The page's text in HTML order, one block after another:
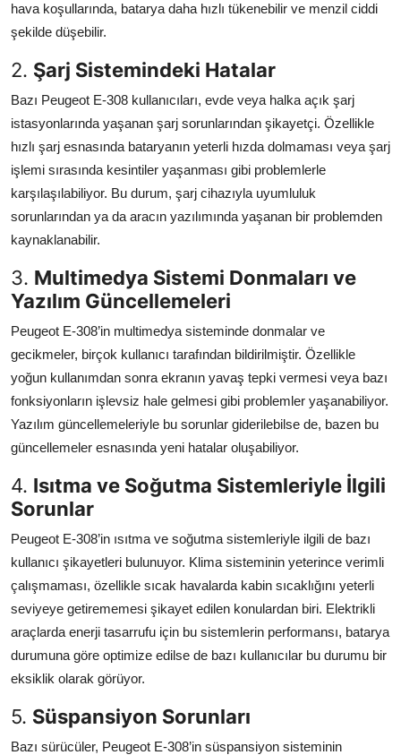
hava koşullarında, batarya daha hızlı tükenebilir ve menzil ciddi
şekilde düşebilir.
2. Şarj Sistemindeki Hatalar
Bazı Peugeot E-308 kullanıcıları, evde veya halka açık şarj
istasyonlarında yaşanan şarj sorunlarından şikayetçi. Özellikle
hızlı şarj esnasında bataryanın yeterli hızda dolmaması veya şarj
işlemi sırasında kesintiler yaşanması gibi problemlerle
karşılaşılabiliyor. Bu durum, şarj cihazıyla uyumluluk
sorunlarından ya da aracın yazılımında yaşanan bir problemden
kaynaklanabilir.
3. Multimedya Sistemi Donmaları ve
Yazılım Güncellemeleri
Peugeot E-308’in multimedya sisteminde donmalar ve
gecikmeler, birçok kullanıcı tarafından bildirilmiştir. Özellikle
yoğun kullanımdan sonra ekranın yavaş tepki vermesi veya bazı
fonksiyonların işlevsiz hale gelmesi gibi problemler yaşanabiliyor.
Yazılım güncellemeleriyle bu sorunlar giderilebilse de, bazen bu
güncellemeler esnasında yeni hatalar oluşabiliyor.
4. Isıtma ve Soğutma Sistemleriyle İlgili
Sorunlar
Peugeot E-308’in ısıtma ve soğutma sistemleriyle ilgili de bazı
kullanıcı şikayetleri bulunuyor. Klima sisteminin yeterince verimli
çalışmaması, özellikle sıcak havalarda kabin sıcaklığını yeterli
seviyeye getirememesi şikayet edilen konulardan biri. Elektrikli
araçlarda enerji tasarrufu için bu sistemlerin performansı, batarya
durumuna göre optimize edilse de bazı kullanıcılar bu durumu bir
eksiklik olarak görüyor.
5. Süspansiyon Sorunları
Bazı sürücüler, Peugeot E-308’in süspansiyon sisteminin